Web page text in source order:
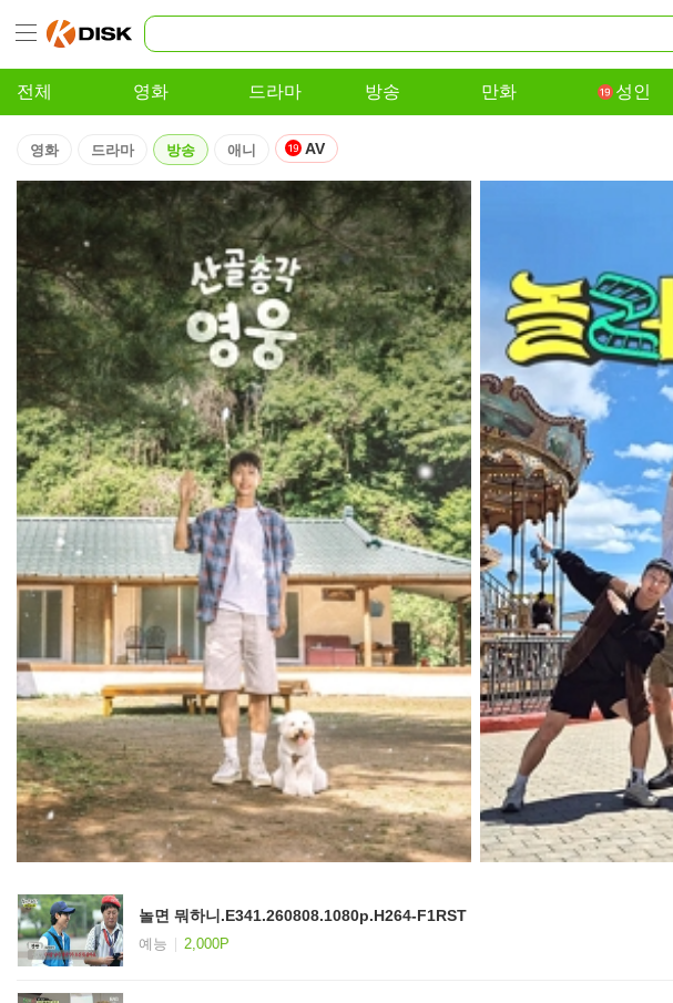
전체 영화 드라마 방송 만화 성인
영화 드라마 방송 애니 AV
놀면 뭐하니.E341.260808.1080p.H264-F1RST
예능 2,000P